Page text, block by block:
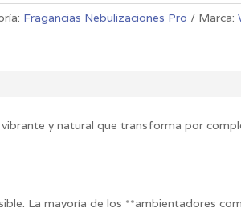
Fragancias Nebulizaciones Pro Marca:
vibrante y natural que transforma por
La mayoría de los **ambientadores